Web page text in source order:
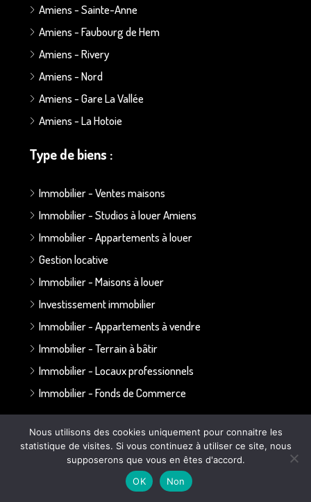
Amiens - Sainte-Anne
Amiens - Faubourg de Hem
Amiens - Rivery
Amiens - Nord
Amiens - Gare La Vallée
Amiens - La Hotoie
Type de biens :
Immobilier - Ventes maisons
Immobilier - Studios à louer Amiens
Immobilier - Appartements à louer
Gestion locative
Immobilier - Maisons à louer
Investissement immobilier
Immobilier - Appartements à vendre
Immobilier - Terrain à bâtir
Immobilier - Locaux professionnels
Immobilier - Fonds de Commerce
Annonces par secteur :
Secteur Bapaume - Albert
Nous utilisons des cookies uniquement pour connaitre les
statistique de visites. Si vous continuez à utiliser ce site, nous
supposerons que vous en êtes d'accord.
OK
Non